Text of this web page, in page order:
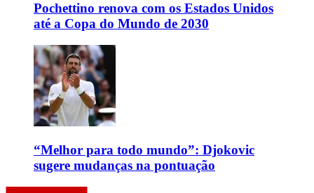
Pochettino renova com os Estados Unidos
até a Copa do Mundo de 2030
“Melhor para todo mundo”: Djokovic
sugere mudanças na pontuação